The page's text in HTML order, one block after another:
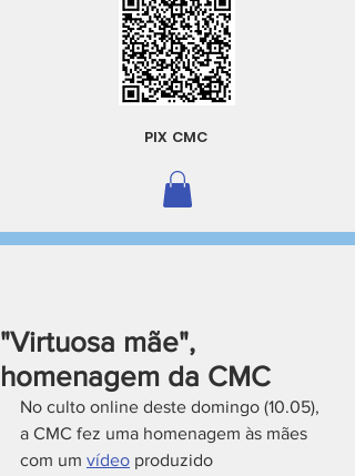
PIX CMC
"Virtuosa mãe",
homenagem da CMC
No culto online deste domingo (10.05),
a CMC fez uma homenagem às mães
com um vídeo produzido